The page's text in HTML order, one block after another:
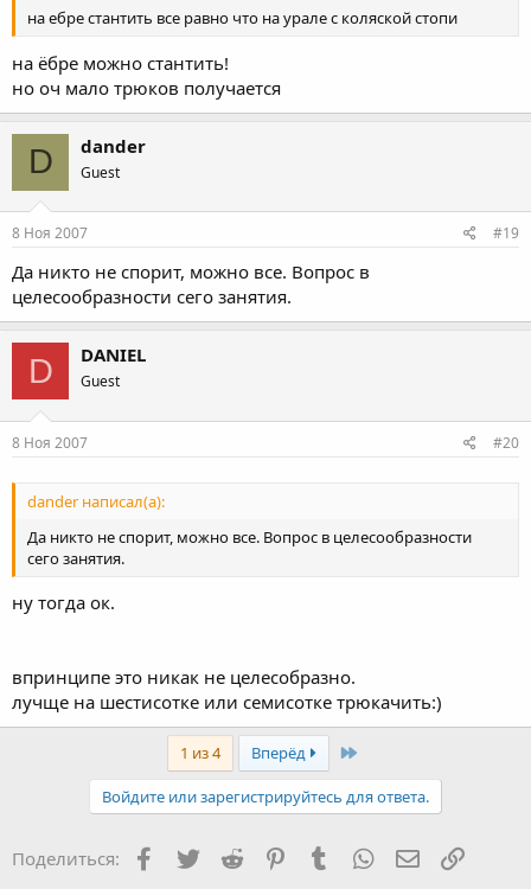
на ебре стантить все равно что на урале с коляской стопи
на ёбре можно стантить!
но оч мало трюков получается
D dander
Guest
8 Ноя 2007 #19
Да никто не спорит, можно все. Вопрос в
целесообразности сего занятия.
D DANIEL
Guest
8 Ноя 2007 #20
dander написал(а):
Да никто не спорит, можно все. Вопрос в целесообразности
сего занятия.
ну тогда ок.
впринципе это никак не целесобразно.
лучще на шестисотке или семисотке трюкачить:)
1 из 4 Вперёд Last
Войдите или зарегистрируйтесь для ответа.
Поделиться: Facebook
TwitterReddit PinterestTumblr WhatsApp Ссылка